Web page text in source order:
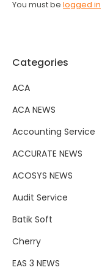
You must be logged in
Categories
ACA
ACA NEWS
Accounting Service
ACCURATE NEWS
ACOSYS NEWS
Audit Service
Batik Soft
Cherry
EAS 3 NEWS